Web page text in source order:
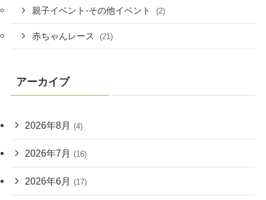
親子イベント-その他イベント (2)
赤ちゃんレース (21)
アーカイブ
2026年8月 (4)
2026年7月 (16)
2026年6月 (17)